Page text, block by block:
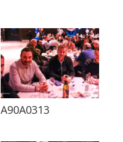
A90A0313